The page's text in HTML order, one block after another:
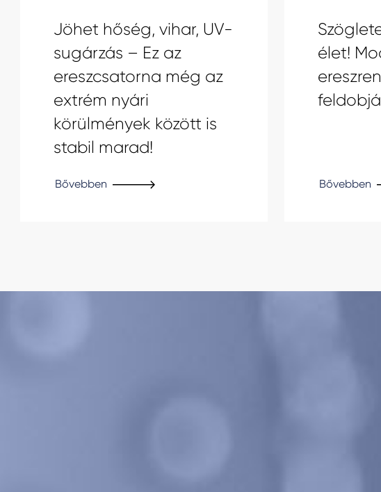
Jöhet hőség, vihar, UV-
sugárzás – Ez az
ereszcsatorna még az
extrém nyári
körülmények között is
stabil marad!
Bővebben
élet!
Bővebben